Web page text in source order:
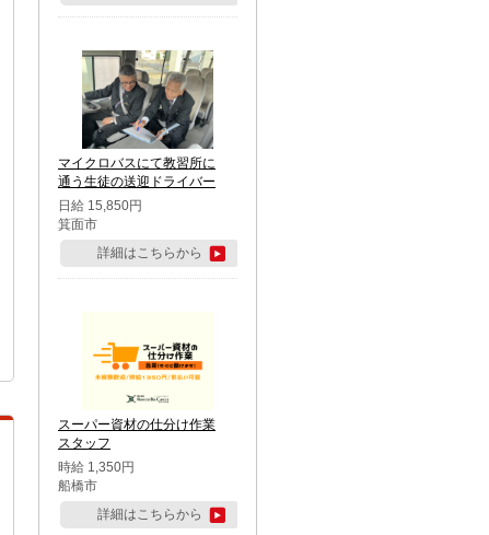
マイクロバスにて教習所に
通う生徒の送迎ドライバー
日給 15,850円
箕面市
詳細はこちらから
スーパー資材の仕分け作業
スタッフ
時給 1,350円
船橋市
詳細はこちらから